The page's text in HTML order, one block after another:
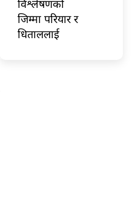
विश्लेषणको
जिम्मा परियार र
धिताललाई